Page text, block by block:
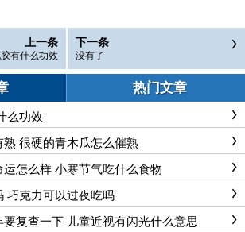
上一条
有什么功效
下一条
没有了
热门文章
么功效
很硬的青木瓜怎么催熟
怎么样 小寒节气吃什么食物
巧克力可以过夜吃吗
复查一下 儿童近视有闪光什么意思